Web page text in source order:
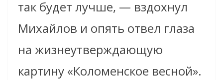
так будет лучше, — вздохнул
Михайлов и опять отвел глаза
на жизнеутверждающую
картину «Коломенское весной».